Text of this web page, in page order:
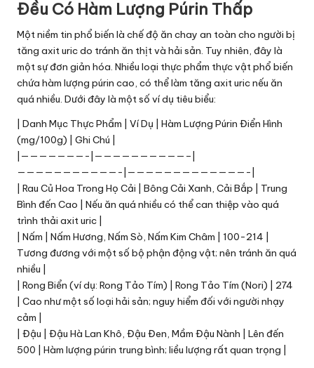
Đều Có Hàm Lượng Púrin Thấp
Một niềm tin phổ biến là chế độ ăn chay an toàn cho người bị
tăng axit uric do tránh ăn thịt và hải sản. Tuy nhiên, đây là
một sự đơn giản hóa. Nhiều loại thực phẩm thực vật phổ biến
chứa hàm lượng púrin cao, có thể làm tăng axit uric nếu ăn
quá nhiều. Dưới đây là một số ví dụ tiêu biểu:
| Danh Mục Thực Phẩm | Ví Dụ | Hàm Lượng Púrin Điển Hình
(mg/100g) | Ghi Chú |
|———————-|——————————–|
———————————-|—————————————-|
| Rau Củ Hoa Trong Họ Cải | Bông Cải Xanh, Cải Bắp | Trung
Bình đến Cao | Nếu ăn quá nhiều có thể can thiệp vào quá
trình thải axit uric |
| Nấm | Nấm Hương, Nấm Sò, Nấm Kim Châm | 100-214 |
Tương đương với một số bộ phận động vật; nên tránh ăn quá
nhiều |
| Rong Biển (ví dụ: Rong Tảo Tím) | Rong Tảo Tím (Nori) | 274
| Cao như một số loại hải sản; nguy hiểm đối với người nhạy
cảm |
| Đậu | Đậu Hà Lan Khô, Đậu Đen, Mầm Đậu Nành | Lên đến
500 | Hàm lượng púrin trung bình; liều lượng rất quan trọng |